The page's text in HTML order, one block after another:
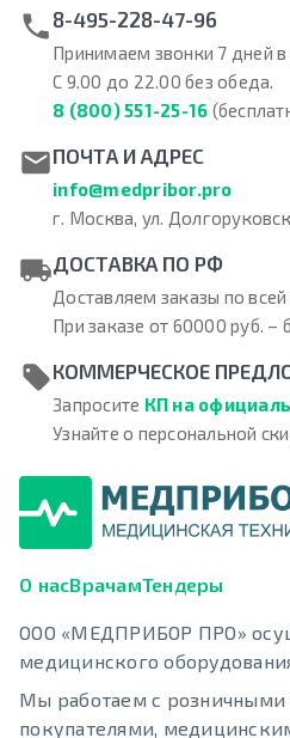
8-495-228-47-96
Принимаем звонки 7 дней
С 9.00 до 22.00 без обеда.
8 (800) 551-25-16
ПОЧТА И АДРЕС
info@medpribor.pro
г. Москва, ул.
ДОСТАВКА ПО РФ
Доставляем заказы по всей
При заказе от 60000 руб. –
КОММЕРЧЕСКОЕ
Запросите КП на
Узнайте о персональной
О насВрачамТендеры
ООО «МЕДПРИБОР ПРО»
медицинского
Мы работаем с
покупателями,